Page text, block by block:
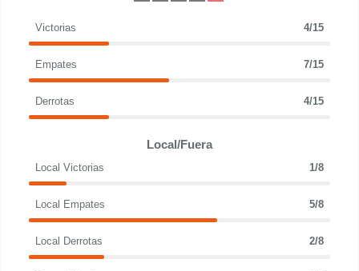
Victorias 4/15
Empates 7/15
Derrotas 4/15
Local/Fuera
Local Victorias 1/8
Local Empates 5/8
Local Derrotas 2/8